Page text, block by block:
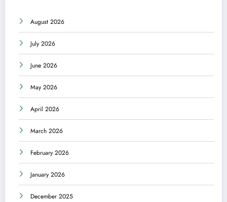
August 2026
July 2026
June 2026
May 2026
April 2026
March 2026
February 2026
January 2026
December 2025